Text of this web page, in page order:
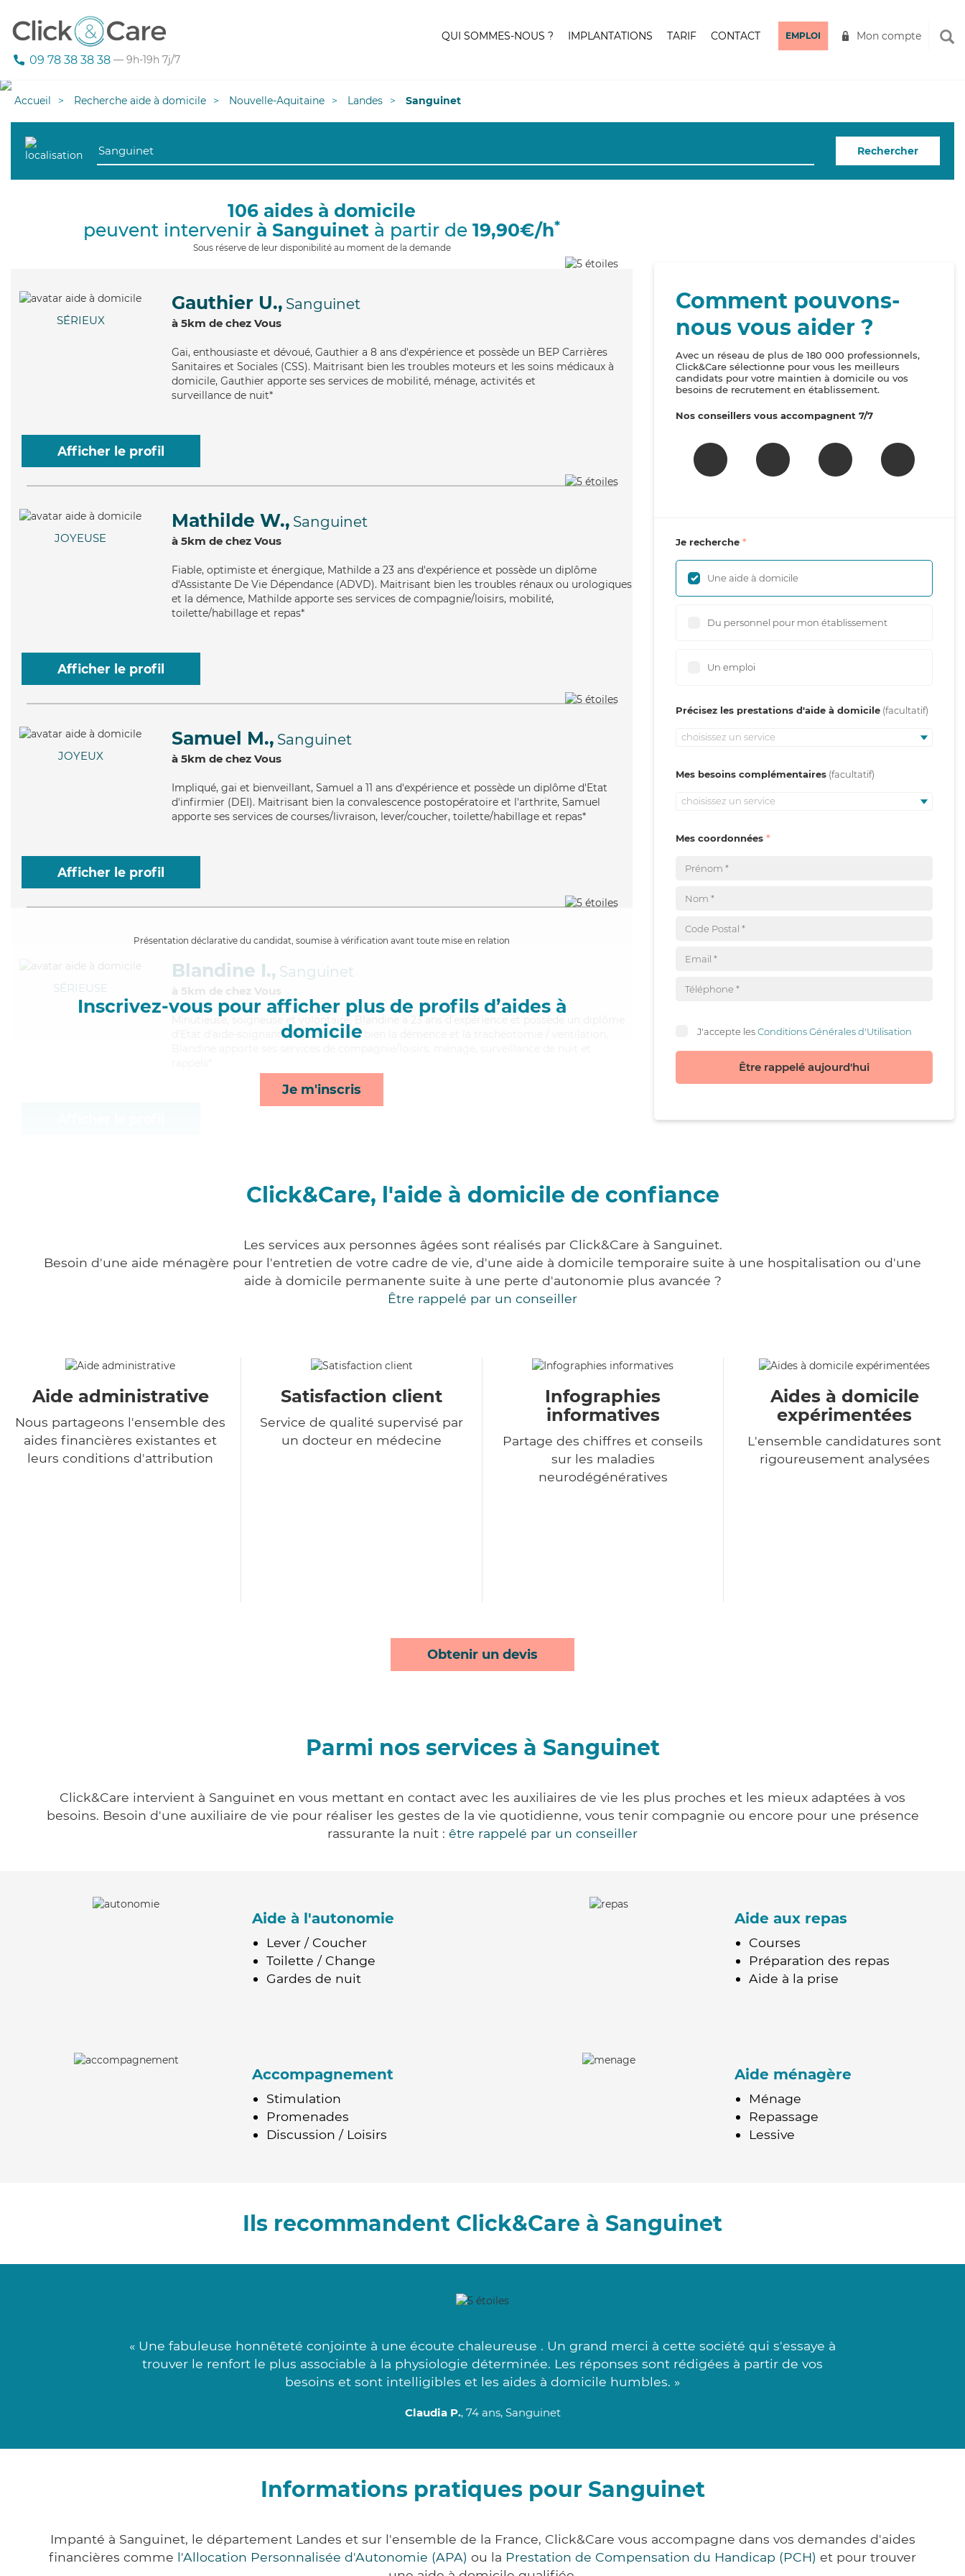
09 78 38 38 38 — 9h-19h 7j/7
QUI SOMMES-NOUS ? IMPLANTATIONS TARIF CONTACT EMPLOI Mon compte
Accueil Recherche aide à domicile Nouvelle-Aquitaine Landes Sanguinet
Rechercher
106 aides à domicile
peuvent intervenir à Sanguinet à partir de 19,90€/h*
Sous réserve de leur disponibilité au moment de la demande
SÉRIEUX
Gauthier U., Sanguinet
à 5km de chez Vous
Gai, enthousiaste et dévoué, Gauthier a 8 ans d'expérience et possède un BEP Carrières
Sanitaires et Sociales (CSS). Maitrisant bien les troubles moteurs et les soins médicaux à
domicile, Gauthier apporte ses services de mobilité, ménage, activités et
surveillance de nuit*
Afficher le profil
JOYEUSE
Mathilde W., Sanguinet
à 5km de chez Vous
Fiable, optimiste et énergique, Mathilde a 23 ans d'expérience et possède un diplôme
d'Assistante De Vie Dépendance (ADVD). Maitrisant bien les troubles rénaux ou urologiques
et la démence, Mathilde apporte ses services de compagnie/loisirs, mobilité,
toilette/habillage et repas*
Afficher le profil
JOYEUX
Samuel M., Sanguinet
à 5km de chez Vous
Impliqué, gai et bienveillant, Samuel a 11 ans d'expérience et possède un diplôme d'Etat
d'infirmier (DEI). Maitrisant bien la convalescence postopératoire et l'arthrite, Samuel
apporte ses services de courses/livraison, lever/coucher, toilette/habillage et repas*
Afficher le profil
Présentation déclarative du candidat, soumise à vérification avant toute mise en relation
Inscrivez-vous pour afficher plus de profils d’aides à
domicile
Je m'inscris
SÉRIEUSE
Blandine I., Sanguinet
à 5km de chez Vous
Minutieuse
, soigneuse et volontaire, Blandine a 23 ans d'expérience et possède un diplôme
d'Etat d'aide-soignant (AS). Maitrisant bien la démence et la trachéotomie / ventilation,
Comment pouvons-
nous vous aider ?
Avec un réseau de plus de 180 000 professionnels,
Click&Care sélectionne pour vous les meilleurs
candidats pour votre maintien à domicile ou vos
besoins de recrutement en établissement.
Nos conseillers vous accompagnent 7/7
Je recherche
Une aide à domicile
Du personnel pour mon établissement
Un emploi
Précisez les prestations d'aide à domicile
choisissez un service
Mes besoins complémentaires
choisissez un service
Mes coordonnées
J'accepte lesConditions Générales d'Utilisation
Être rappelé aujourd'hui
Click&Care, l'aide à domicile de confiance
Les services aux personnes âgées sont réalisés par Click&Care à Sanguinet.
Besoin d'une aide ménagère pour l'entretien de votre cadre de vie, d'une aide à domicile temporaire suite à une hospitalisation ou d'une
aide à domicile permanente suite à une perte d'autonomie plus avancée ?
Être rappelé par un conseiller
Aide administrative
Nous partageons l'ensemble des
aides financières existantes et
leurs conditions d'attribution
Satisfaction client
Service de qualité supervisé par
un docteur en médecine
Infographies
informatives
Partage des chiffres et conseils
sur les maladies
neurodégénératives
Aides à domicile
expérimentées
L'ensemble candidatures sont
rigoureusement analysées
Obtenir un devis
Parmi nos services à Sanguinet
Click&Care intervient à Sanguinet en vous mettant en contact avec les auxiliaires de vie les plus proches et les mieux adaptées à vos
besoins. Besoin d'une auxiliaire de vie pour réaliser les gestes de la vie quotidienne, vous tenir compagnie ou encore pour une présence
rassurante la nuit : être rappelé par un conseiller
Aide à l'autonomie
Lever / Coucher
Toilette / Change
Gardes de nuit
Aide aux repas
Courses
Préparation des repas
Aide à la prise
Accompagnement
Stimulation
Promenades
Discussion / Loisirs
Aide ménagère
Ménage
Repassage
Lessive
Ils recommandent Click&Care à Sanguinet
« Une fabuleuse honnêteté conjointe à une écoute chaleureuse . Un grand merci à cette société qui s'essaye à
trouver le renfort le plus associable à la physiologie déterminée. Les réponses sont rédigées à partir de vos
besoins et sont intelligibles et les aides à domicile humbles. »
Claudia P., 74 ans, Sanguinet
Informations pratiques pour Sanguinet
Impanté à Sanguinet, le département Landes et sur l'ensemble de la France, Click&Care vous accompagne dans vos demandes d'aides
financières comme l'Allocation Personnalisée d'Autonomie (APA) ou la Prestation de Compensation du Handicap (PCH) et pour trouver